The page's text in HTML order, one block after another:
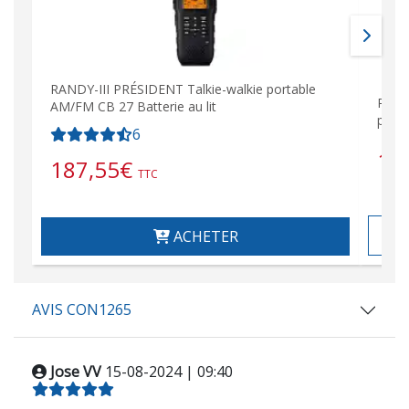
RANDY-III PRÉSIDENT Talkie-walkie portable
AM/FM CB 27 Batterie au lit
6
187,55€ TTC
ACHETER
AVIS CON1265
Jose VV 15-08-2024 | 09:40